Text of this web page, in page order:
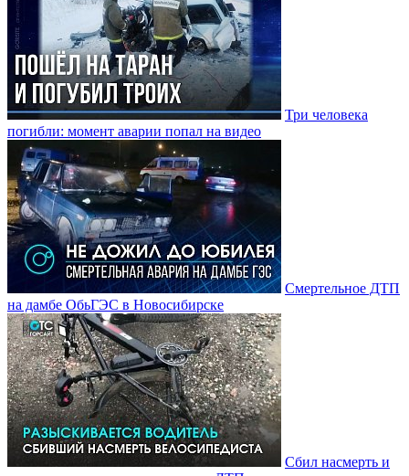
Три человека
погибли: момент аварии попал на видео
Смертельное ДТП
на дамбе ОбьГЭС в Новосибирске
Сбил насмерть и